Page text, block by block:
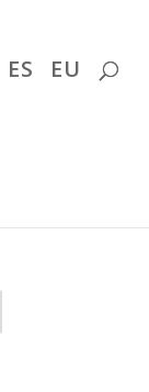
EU
ES